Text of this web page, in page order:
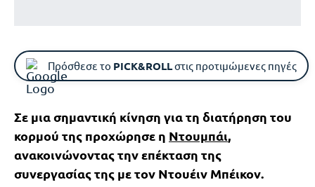
Πρόσθεσε το PICK&ROLLστις προτιμώμενες πηγές
Σε μια σημαντική κίνηση για τη διατήρηση του
κορμού της προχώρησε η Ντουμπάι,
ανακοινώνοντας την επέκταση της
συνεργασίας της με τον Ντουέιν Μπέικον.